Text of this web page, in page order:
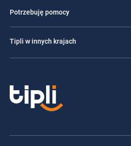
Potrzebuję pomocy
Tipli w innych krajach